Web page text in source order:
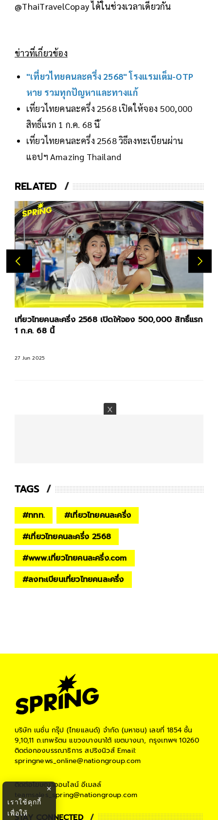
@ThaiTravelCopay ได้ในช่วงเวลาเดียวกัน
ข่าวที่เกี่ยวข้อง
"เที่ยวไทยคนละครึ่ง 2568" โรงแรมเต็ม-OTP
หาย รวมทุกปัญหาและทางแก้
เที่ยวไทยคนละครึ่ง 2568 เปิดให้จอง 500,000
สิทธิ์แรก 1 ก.ค. 68 นี
เที่ยวไทยคนละครึ่ง 2568 วิธีลงทะเบียนผ่าน
แอปฯ Amazing Thailand
RELATED
เที่ยวไทยคนละครึ่ง 2568 เปิดให้จอง 500,000 สิทธิ์แรก
1 ก.ค. 68 นี้
27 Jun 2025
TAGS
#ททท. #เที่ยวไทยคนละครึ่ง
#เที่ยวไทยคนละครึ่ง 2568
#www.เที่ยวไทยคนละครึ่ง.com
#ลงทะเบียนเที่ยวไทยคนละครึ่ง
บริษัท เนชั่น กรุ๊ป (ไทยแลนด์) จำกัด (มหาชน) เลขที่ 1854 ชั้น
9,10,11 ถ.เทพรัตน แขวงบางนาใต้ เขตบางนา, กรุงเทพฯ 10260
ติดต่อกองบรรณาธิการ สปริงนิวส์Email:
springnews_online@nationgroup.com
ติดต่อโฆษณาออนไลน์ อีเมลล์
teamsales_spring@nationgroup.com
STAY CONNECTED
×
เราใช้คุกกี้
เพื่อให้